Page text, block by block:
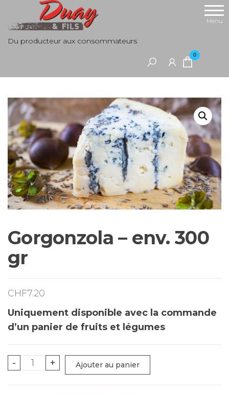
Du producteur aux consommateurs
0
Menu
Gorgonzola – env. 300
gr
CHF7.20
Uniquement disponible avec la commande
d’un panier de fruits et légumes
-
quantité
+ Ajouter au panier